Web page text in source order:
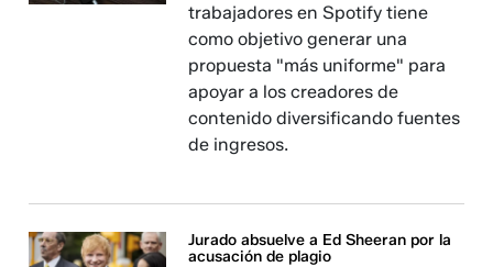
trabajadores en Spotify tiene
como objetivo generar una
propuesta "más uniforme" para
apoyar a los creadores de
contenido diversificando fuentes
de ingresos.
Jurado absuelve a Ed Sheeran por la
acusación de plagio